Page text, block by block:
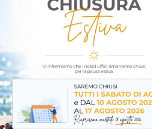
in cartongesso
moderni
e tecnica
LED™ NAF83002-02FM
ideale per creare
angolari eleganti e
costruttivi a secco.